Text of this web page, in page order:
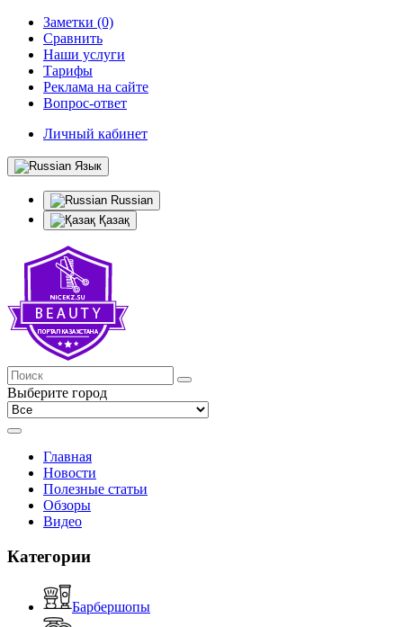
Заметки (0)
Сравнить
Наши услуги
Тарифы
Реклама на сайте
Вопрос-ответ
Личный кабинет
Язык
Russian
Қазақ
Выберите город
Главная
Новости
Полезные статьи
Обзоры
Видео
Категории
Барбершопы